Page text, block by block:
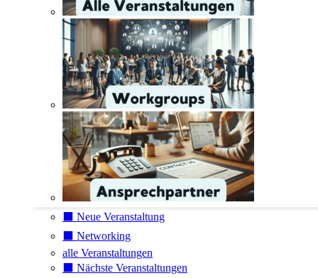
⬛️ Neue Veranstaltung
⬛️ Networking
alle Veranstaltungen
⬛️ Nächste Veranstaltungen